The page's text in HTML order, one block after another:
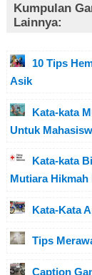
Kumpulan
Lainnya:
10 Tips
Asik
Kata-kata
Untuk
Kata-kata
Mutiara Hikmah
Kata-Kata
Tips
Caption